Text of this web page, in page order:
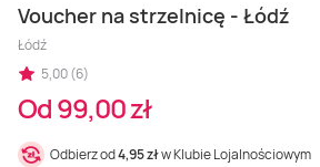
Voucher na strzelnicę - Łódź
Łódź
5,00 (6)
Od 99,00 zł
Odbierz od4,95 złw Klubie Lojalnościowym